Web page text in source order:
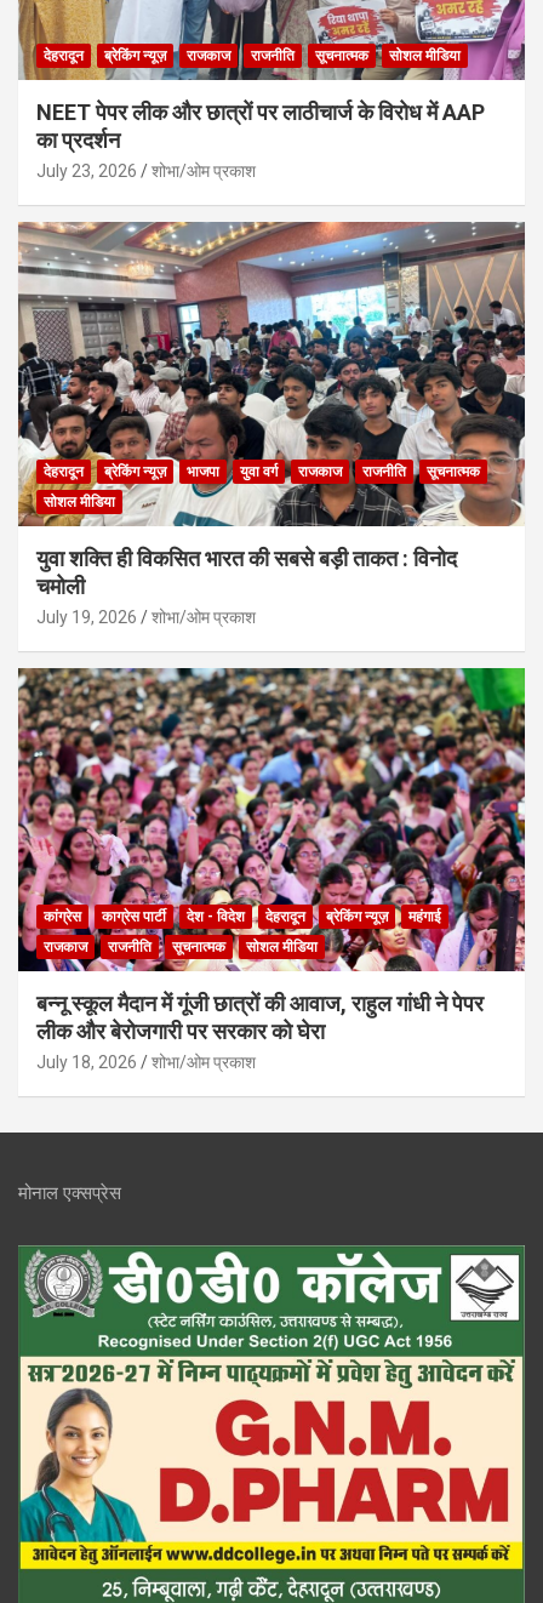
देहरादून ब्रेकिंग न्यूज़ राजकाज राजनीति सूचनात्मक सोशल मीडिया
NEET पेपर लीक और छात्रों पर लाठीचार्ज के विरोध में AAP
का प्रदर्शन
July 23, 2026 शोभा/ओम प्रकाश
देहरादून ब्रेकिंग न्यूज़ भाजपा युवा वर्ग राजकाज राजनीति
सूचनात्मक
सोशल मीडिया
युवा शक्ति ही विकसित भारत की सबसे बड़ी ताकत : विनोद
चमोली
July 19, 2026 शोभा/ओम प्रकाश
कांग्रेस काग्रेस पार्टी देश - विदेश देहरादून ब्रेकिंग न्यूज़
महंगाई
राजकाज
राजनीति सूचनात्मक सोशल मीडिया
बन्नू स्कूल मैदान में गूंजी छात्रों की आवाज, राहुल गांधी ने पेपर
लीक और बेरोजगारी पर सरकार को घेरा
July 18, 2026 शोभा/ओम प्रकाश
मोनाल एक्सप्रेस